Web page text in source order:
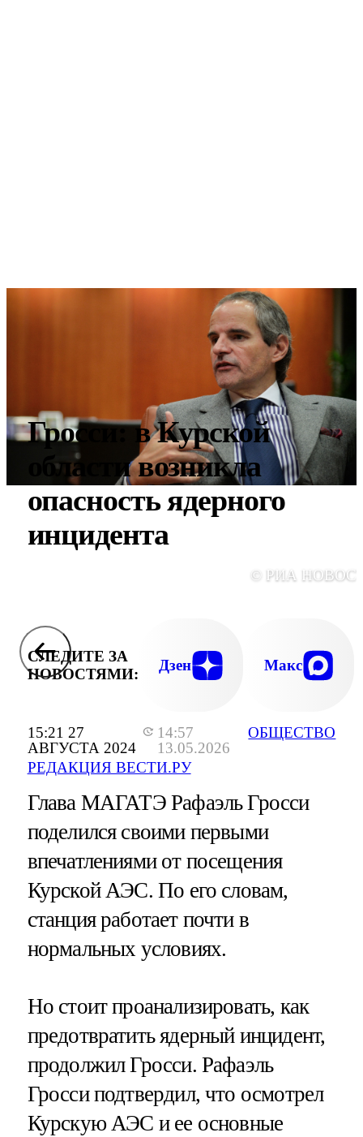
15:21 27
АВГУСТА 2024
14:57
13.05.2026
РЕДАКЦИЯ ВЕСТИ.РУ
ОБЩЕСТВО
Гросси: в Курской
области возникла
опасность ядерного
инцидента
© РИА
СЛЕДИТЕ ЗА
НОВОСТЯМИ:
Дзен Макс
Глава МАГАТЭ Рафаэль Гросси
поделился своими первыми
впечатлениями от посещения
Курской АЭС. По его словам,
станция работает почти в
нормальных условиях.
Но стоит проанализировать, как
предотвратить ядерный инцидент,
продолжил Гросси. Рафаэль
Гросси подтвердил, что осмотрел
Курскую АЭС и ее основные